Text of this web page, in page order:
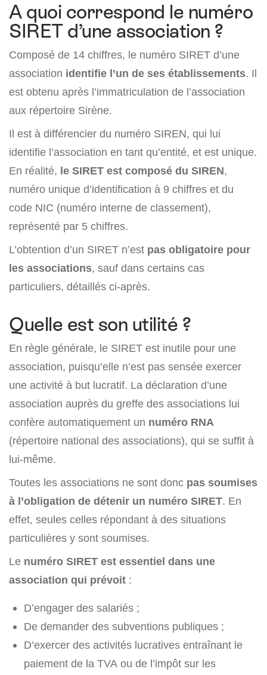
A quoi correspond le numéro
SIRET d’une association ?
Composé de 14 chiffres, le numéro SIRET d’une
association identifie l’un de ses établissements. Il
est obtenu après l’immatriculation de l’association
aux répertoire Sirène.
Il est à différencier du numéro SIREN, qui lui
identifie l’association en tant qu’entité, et est unique.
En réalité, le SIRET est composé du SIREN,
numéro unique d’identification à 9 chiffres et du
code NIC (numéro interne de classement),
représenté par 5 chiffres.
L’obtention d’un SIRET n’est pas obligatoire pour
les associations, sauf dans certains cas
particuliers, détaillés ci-après.
Quelle est son utilité ?
En règle générale, le SIRET est inutile pour une
association, puisqu’elle n’est pas sensée exercer
une activité à but lucratif. La déclaration d’une
association auprès du greffe des associations lui
confère automatiquement un numéro RNA
(répertoire national des associations), qui se suffit à
lui-même.
Toutes les associations ne sont donc pas soumises
à l’obligation de détenir un numéro SIRET. En
effet, seules celles répondant à des situations
particulières y sont soumises.
Le numéro SIRET est essentiel dans une
association qui prévoit :
D’engager des salariés ;
De demander des subventions publiques ;
D’exercer des activités lucratives entraînant le
paiement de la TVA ou de l’impôt sur les